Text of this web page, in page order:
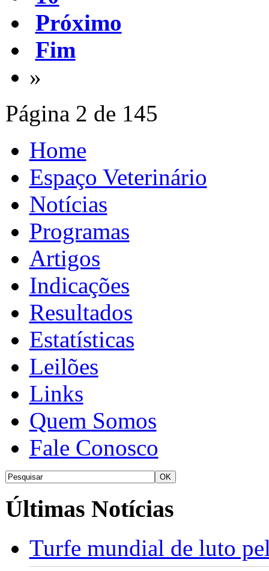
Próximo
Fim
»
Página 2 de 145
Home
Espaço Veterinário
Notícias
Programas
Artigos
Indicações
Resultados
Estatísticas
Leilões
Links
Quem Somos
Fale Conosco
Últimas Notícias
Turfe mundial de luto